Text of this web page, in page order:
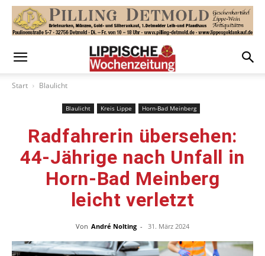
Start Blaulicht
Blaulicht Kreis Lippe Horn-Bad Meinberg
Radfahrerin übersehen:
44-Jährige nach Unfall in
Horn-Bad Meinberg
leicht verletzt
Von André Nolting - 31. März 2024